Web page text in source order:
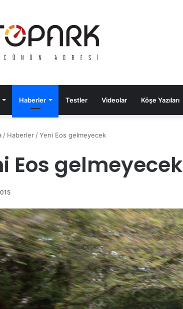
Haberler Testler Videolar Köşe Yazıları
/ Haberler /Yeni Eos gelmeyecek
Eos gelmeyecek